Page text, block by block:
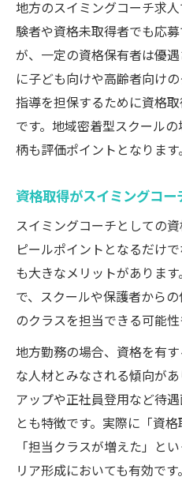
地方のスイミングコーチ求
験者や資格未取得者でも応
が、一定の資格保有者は優
に子ども向けや高齢者向け
指導を担保するために資格
です。地域密着型スクール
柄も評価ポイントとなります。
資格取得がスイミングコ
スイミングコーチとしての
ピールポイントとなるだけ
も大きなメリットがありま
で、スクールや保護者から
のクラスを担当できる可能性
地方勤務の場合、資格を有
な人材とみなされる傾向が
アップや正社員登用など待
とも特徴です。実際に「資
「担当クラスが増えた」と
リア形成においても有効です。